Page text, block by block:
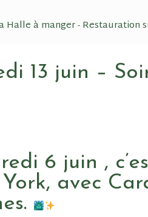
Halle à manger -
13 juin –
6 juin ,
avec